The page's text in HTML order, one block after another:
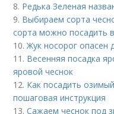
8. Редька Зеленая
9. Выбираем сорта
сорта можно посадить
10.Жук носорог опасен
11. Весенняя посадка
яровой чеснок
12. Как посадить
пошаговая инструкция
13.Сажаем чеснок под